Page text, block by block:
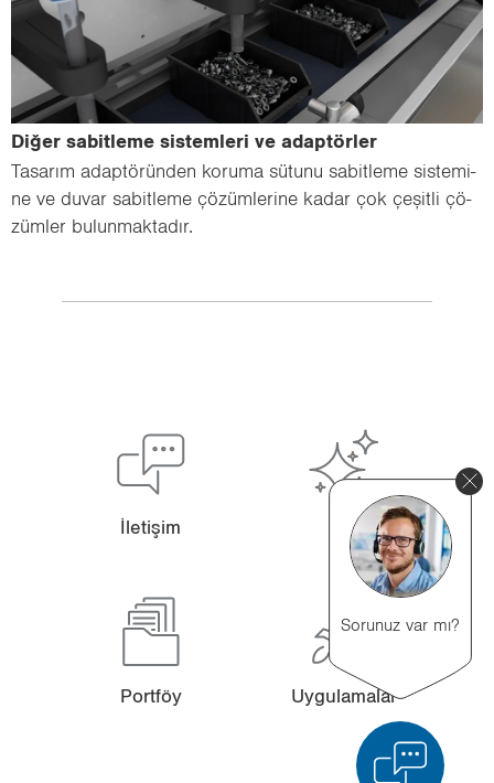
Diğer sa­bit­le­me sis­tem­le­ri ve adap­tör­ler
Ta­sa­rım adap­tö­rün­den ko­ru­ma sü­tu­nu sa­bit­le­me sis­te­mi­
ne ve duvar sa­bit­le­me çö­züm­le­ri­ne kadar çok çe­şit­li çö­
züm­ler bu­lun­mak­ta­dır.
İle­ti­şim
Port­föy Uy­gu­la­ma­lar
Sorunuz var mı?